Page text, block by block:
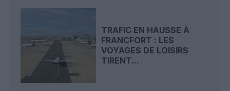
TRAFIC EN HAUSSE À
FRANCFORT : LES
VOYAGES DE LOISIRS
TIRENT...